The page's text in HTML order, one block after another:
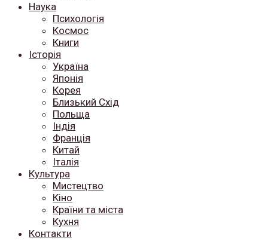
Наука
Психологія
Космос
Книги
Історія
Україна
Японія
Корея
Близький Схід
Польща
Індія
Франція
Китай
Італія
Культура
Мистецтво
Кіно
Країни та міста
Кухня
Контакти